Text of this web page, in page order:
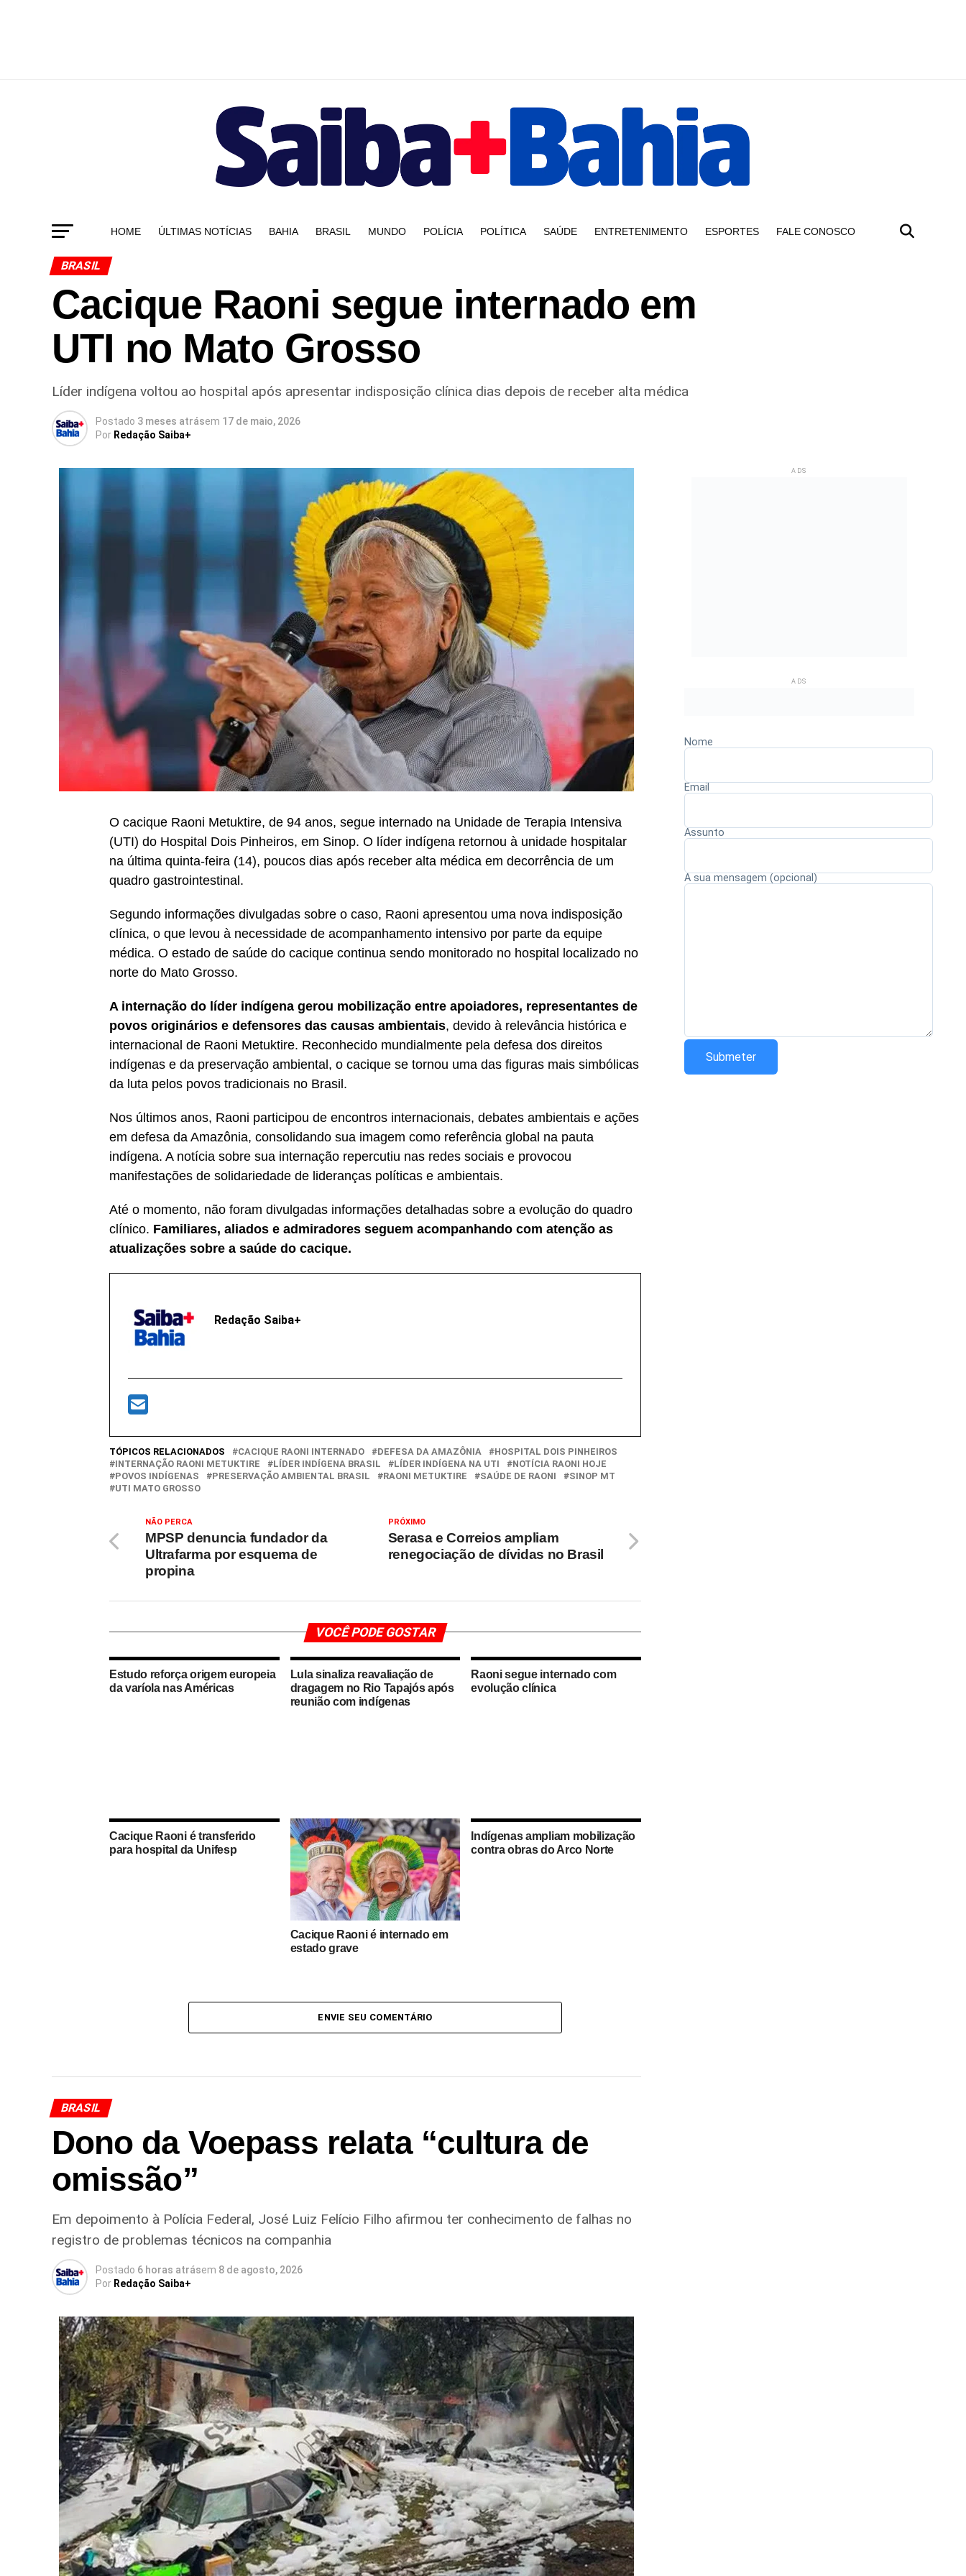
HOME ÚLTIMAS NOTÍCIAS BAHIA BRASIL MUNDO POLÍCIA POLÍTICA SAÚDE ENTRETENIMENTO ESPORTES FALE CONOSCO
BRASIL
Cacique Raoni segue internado em
UTI no Mato Grosso
Líder indígena voltou ao hospital após apresentar indisposição clínica dias depois de receber alta médica
Postado 3 meses atrásem 17 de maio, 2026
Por Redação Saiba+
O cacique Raoni Metuktire, de 94 anos, segue internado na Unidade de Terapia Intensiva
(UTI) do Hospital Dois Pinheiros, em Sinop. O líder indígena retornou à unidade hospitalar
na última quinta-feira (14), poucos dias após receber alta médica em decorrência de um
quadro gastrointestinal.
Segundo informações divulgadas sobre o caso, Raoni apresentou uma nova indisposição
clínica, o que levou à necessidade de acompanhamento intensivo por parte da equipe
médica. O estado de saúde do cacique continua sendo monitorado no hospital localizado no
norte do Mato Grosso.
A internação do líder indígena gerou mobilização entre apoiadores, representantes de
povos originários e defensores das causas ambientais, devido à relevância histórica e
internacional de Raoni Metuktire. Reconhecido mundialmente pela defesa dos direitos
indígenas e da preservação ambiental, o cacique se tornou uma das figuras mais simbólicas
da luta pelos povos tradicionais no Brasil.
Nos últimos anos, Raoni participou de encontros internacionais, debates ambientais e ações
em defesa da Amazônia, consolidando sua imagem como referência global na pauta
indígena. A notícia sobre sua internação repercutiu nas redes sociais e provocou
manifestações de solidariedade de lideranças políticas e ambientais.
Até o momento, não foram divulgadas informações detalhadas sobre a evolução do quadro
clínico. Familiares, aliados e admiradores seguem acompanhando com atenção as
atualizações sobre a saúde do cacique.
Redação Saiba+
TÓPICOS RELACIONADOS CACIQUE RAONI INTERNADO DEFESA DA AMAZÔNIA
HOSPITAL DOIS PINHEIROS
INTERNAÇÃO RAONI METUKTIRE
LÍDER INDÍGENA BRASIL LÍDER INDÍGENA NA UTI
NOTÍCIA RAONI HOJE
POVOS INDÍGENAS
PRESERVAÇÃO AMBIENTAL BRASIL RAONI METUKTIRE SAÚDE DE RAONI
SINOP MT
UTI MATO GROSSO
PRÓXIMO
Serasa e Correios ampliam
renegociação de dívidas no Brasil
NÃO PERCA
MPSP denuncia fundador da
Ultrafarma por esquema de
propina
VOCÊ PODE GOSTAR
Estudo reforça origem europeia
da varíola nas Américas
Lula sinaliza reavaliação de
dragagem no Rio Tapajós após
reunião com indígenas
Raoni segue internado com
evolução clínica
Cacique Raoni é transferido
para hospital da Unifesp
Cacique Raoni é internado em
estado grave
Indígenas ampliam mobilização
contra obras do Arco Norte
ENVIE SEU COMENTÁRIO
BRASIL
Dono da Voepass relata “cultura de
omissão”
Em depoimento à Polícia Federal, José Luiz Felício Filho afirmou ter conhecimento de falhas no
registro de problemas técnicos na companhia
Postado 6 horas atrásem 8 de agosto, 2026
Por Redação Saiba+
ADS
ADS
Nome
Email
Assunto
A sua mensagem (opcional)